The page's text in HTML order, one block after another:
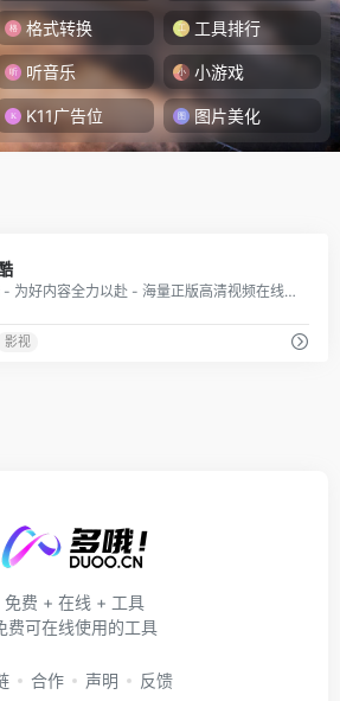
格式转换 工具排行
听音乐 小游戏
K11广告位 图片美化
YOUKU优酷 - 为好内容全力以赴 - 海量正版高清视频在线观看！优酷网于2006年6月21日创立，12月21日正式上线，是中国领先的在线视频平台。优酷现为阿里巴巴集团数字媒体及娱乐板块的核心业务之一，也是阿里巴巴集团“Double H（健康与快乐）”战略的组成部分。优酷现支持PC、电视、移动、车载四大终端，兼具版权、合制、自制、用户生成内容(UGC)、专业生成内容(PGC)及直播等多种内容形态。
影视
免费 + 在线 + 工具
费可在线使用的工具
合作 声明 反馈